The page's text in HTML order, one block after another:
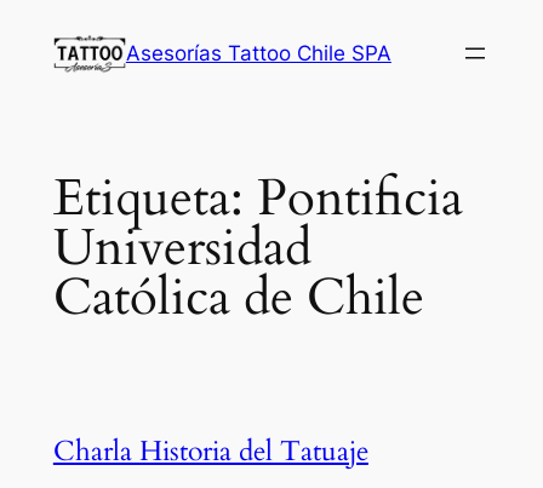
Asesorías Tattoo Chile SPA
Etiqueta: Pontificia
Universidad
Católica de Chile
Charla Historia del Tatuaje